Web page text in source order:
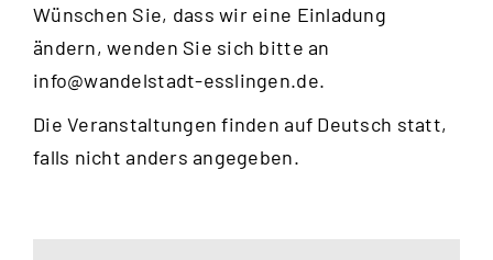
Wünschen Sie, dass wir eine Einladung
ändern, wenden Sie sich bitte an
info@wandelstadt-esslingen.de.
Die Veranstaltungen finden auf Deutsch statt,
falls nicht anders angegeben.